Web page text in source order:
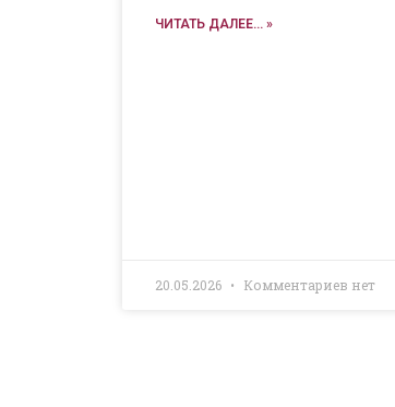
ЧИТАТЬ ДАЛЕЕ... »
20.05.2026 Комментариев нет